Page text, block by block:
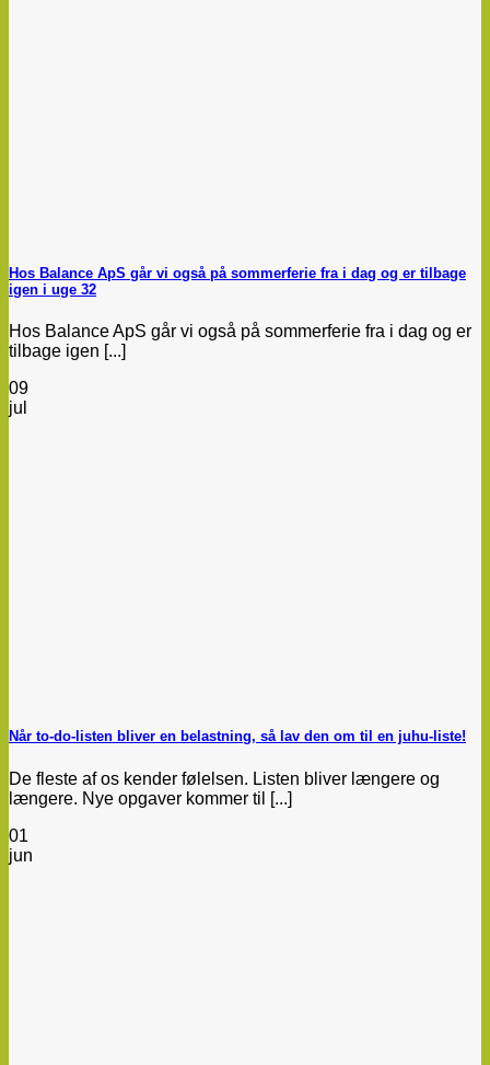
Hos Balance ApS går vi også på sommerferie fra i dag og er tilbage
igen i uge 32
Hos Balance ApS går vi også på sommerferie fra i dag og er
tilbage igen [...]
09
jul
Når to-do-listen bliver en belastning, så lav den om til en juhu-liste!
De fleste af os kender følelsen. Listen bliver længere og
længere. Nye opgaver kommer til [...]
01
jun